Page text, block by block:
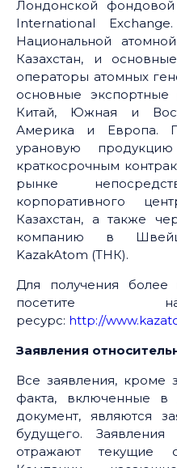
Лондонской
International
Национальной
Казахстан, и
операторы атомных
основные
Китай, Южная и
Америка и Европа.
урановую
краткосрочным
рынке
корпоративного
Казахстан, а также
компанию в
KazakAtom (ТНК).
Для получения
посетите
ресурс: http://
Заявления
Все заявления, кроме
факта, включенные
документ, являются
будущего. Заявления
отражают текущие